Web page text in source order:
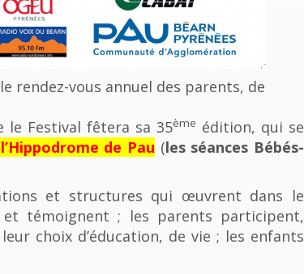
rendez-vous annuel des parents, de
le Festival fêtera sa 35ème édition, qui se
de Pau (les séances Bébés-
et structures qui œuvrent dans le
témoignent ; les parents participent,
choix d’éducation, de vie ; les enfants